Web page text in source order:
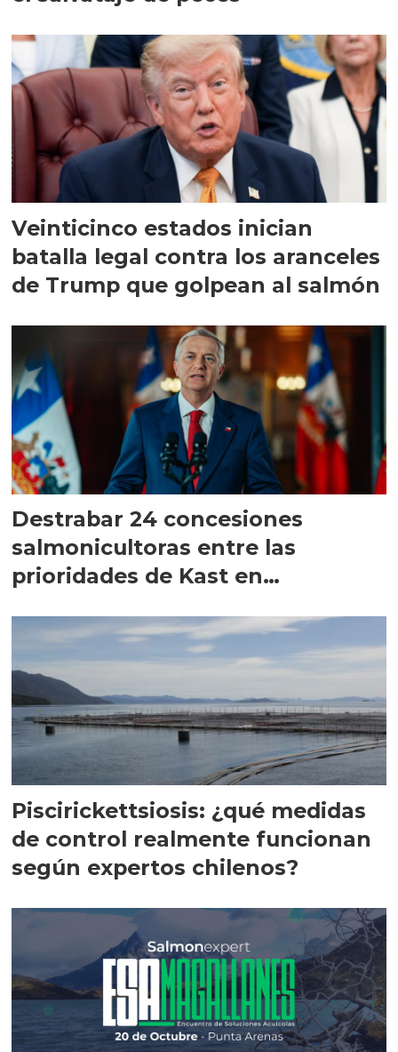
Veinticinco estados inician
batalla legal contra los aranceles
de Trump que golpean al salmón
Destrabar 24 concesiones
salmonicultoras entre las
prioridades de Kast en
Piscirickettsiosis: ¿qué medidas
de control realmente funcionan
según expertos chilenos?